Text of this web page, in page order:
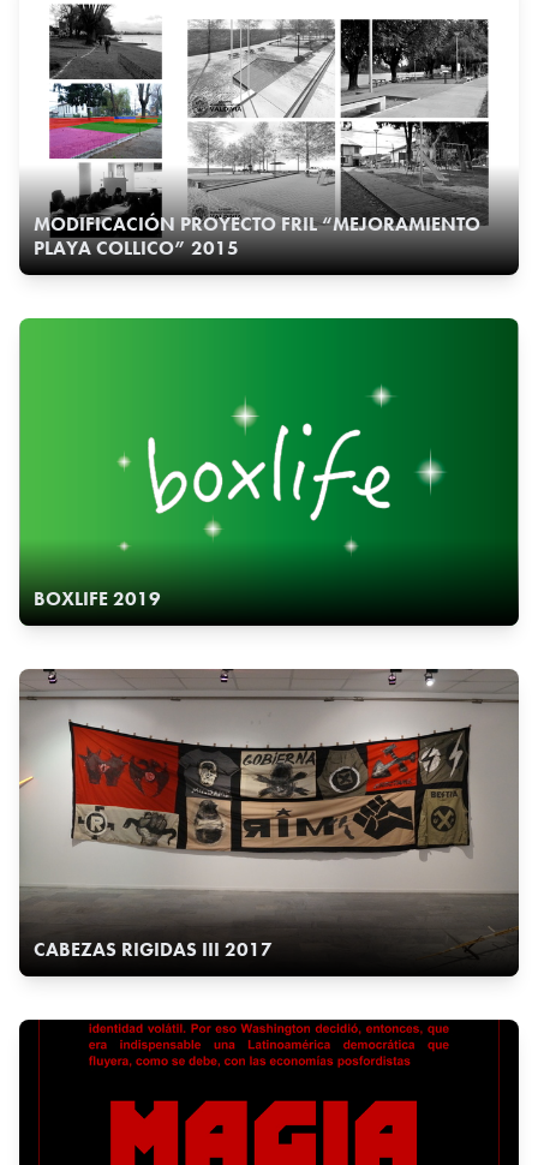
MODIFICACIÓN PROYECTO FRIL “MEJORAMIENTO
PLAYA COLLICO” 2015
BOXLIFE 2019
CABEZAS RIGIDAS III 2017